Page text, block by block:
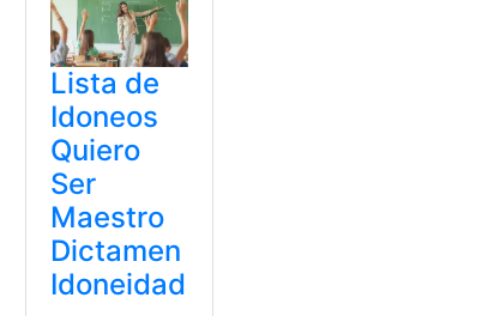
Lista de
Idoneos
Quiero
Ser
Maestro
Dictamen
Idoneidad